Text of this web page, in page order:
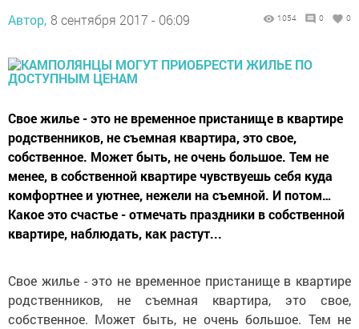
Автор, 8 сентября 2017 - 06:09 1054 0 0
Свое жилье - это не временное пристанище в квартире
родственников, не съемная квартира, это свое,
собственное. Может быть, не очень большое. Тем не
менее, в собственной квартире чувствуешь себя куда
комфортнее и уютнее, нежели на съемной. И потом…
Какое это счастье - отмечать праздники в собственной
квартире, наблюдать, как растут...
Свое жилье - это не временное пристанище в квартире
родственников, не съемная квартира, это свое,
собственное. Может быть, не очень большое. Тем не